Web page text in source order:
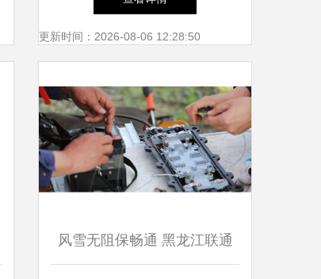
更新时间：2026-08-06 12:28:50
风雪无阻保畅通 黑龙江联通